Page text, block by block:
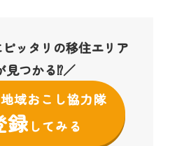
ッタリの移住エリア
見つかる⁉／
域おこし協力隊
録 してみる